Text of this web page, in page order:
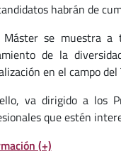
habrán de
Máster se muestra a
de la
en el campo
va dirigido a los
que estén
(+)